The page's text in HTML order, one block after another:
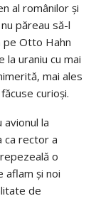
al românilor şi
păreau să-l
pe Otto Hahn
uraniu cu mai
mai ales
curioşi.
la
ca rector a
o
aflam şi noi
de